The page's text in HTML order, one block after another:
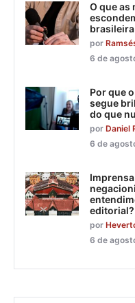
O que as
brasileira
por
6 de
Por que
segue
do que
por Daniel
6 de
editorial?
por
6 de